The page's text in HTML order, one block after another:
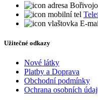
E-
Užitečné odkazy
Nové látky
Platby a Doprava
Obchodní podmínky
Ochrana osobních